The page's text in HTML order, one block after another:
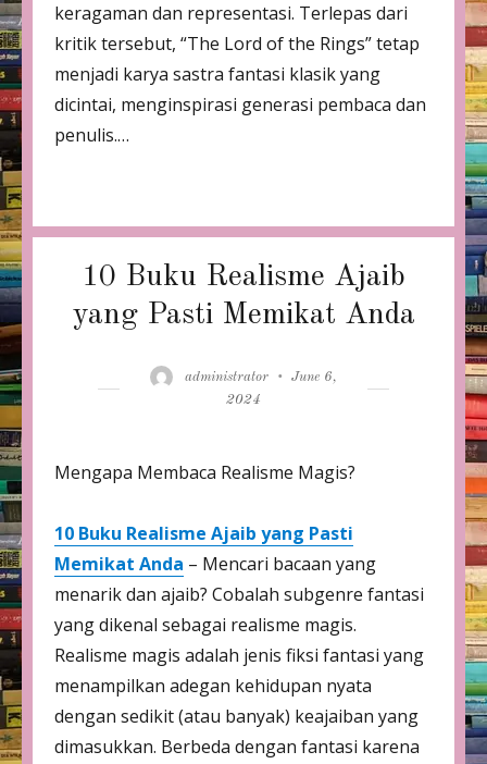
keragaman dan representasi. Terlepas dari
kritik tersebut, “The Lord of the Rings” tetap
menjadi karya sastra fantasi klasik yang
dicintai, menginspirasi generasi pembaca dan
penulis.…
10 Buku Realisme Ajaib
yang Pasti Memikat Anda
Author
administrator
Posted
June 6,
2024
Mengapa Membaca Realisme Magis?
10 Buku Realisme Ajaib yang Pasti
Memikat Anda – Mencari bacaan yang
menarik dan ajaib? Cobalah subgenre fantasi
yang dikenal sebagai realisme magis.
Realisme magis adalah jenis fiksi fantasi yang
menampilkan adegan kehidupan nyata
dengan sedikit (atau banyak) keajaiban yang
dimasukkan. Berbeda dengan fantasi karena